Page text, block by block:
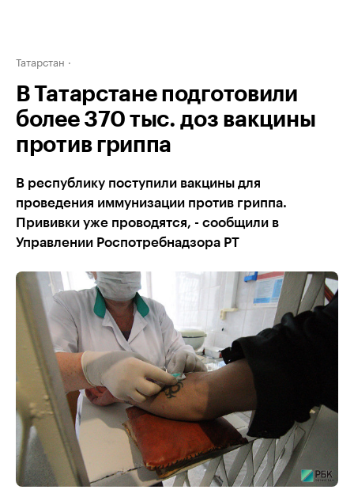
Татарстан
В Татарстане подготовили
более 370 тыс. доз вакцины
против гриппа
В республику поступили вакцины для
проведения иммунизации против гриппа.
Прививки уже проводятся, - сообщили в
Управлении Роспотребнадзора РТ